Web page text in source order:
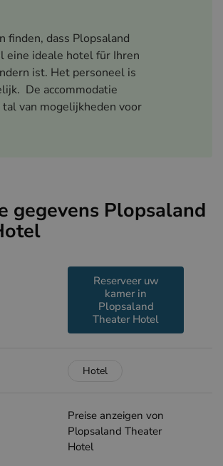
finden, dass Plopsaland
eine ideale hotel für Ihren
ist. Het personeel is
De accommodatie
van mogelijkheden voor
gegevens Plopsaland
Reserveer uw
kamer in
Plopsaland
Theater Hotel
Hotel
Preise anzeigen von
Plopsaland Theater
Hotel